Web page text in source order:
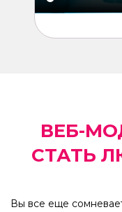
ВЕБ-
СТАТЬ
Вы все еще